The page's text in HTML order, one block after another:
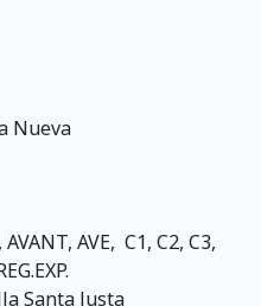
Nueva
AVE, C1, C2, C3,
Santa Justa